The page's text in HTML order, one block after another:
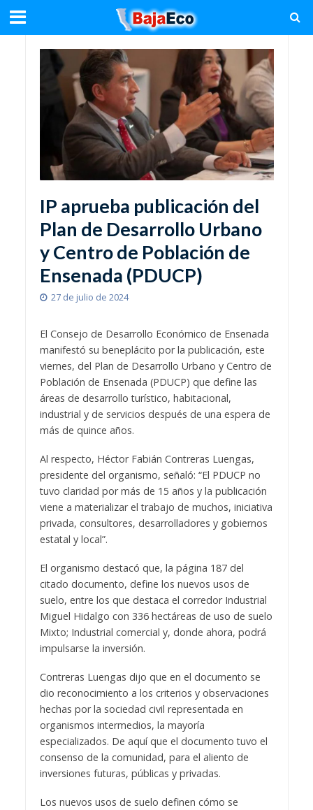
IP aprueba publicación del
Plan de Desarrollo Urbano
y Centro de Población de
Ensenada (PDUCP)
27 de julio de 2024
El Consejo de Desarrollo Económico de Ensenada
manifestó su beneplácito por la publicación, este
viernes, del Plan de Desarrollo Urbano y Centro de
Población de Ensenada (PDUCP) que define las
áreas de desarrollo turístico, habitacional,
industrial y de servicios después de una espera de
más de quince años.
Al respecto, Héctor Fabián Contreras Luengas,
presidente del organismo, señaló: “El PDUCP no
tuvo claridad por más de 15 años y la publicación
viene a materializar el trabajo de muchos, iniciativa
privada, consultores, desarrolladores y gobiernos
estatal y local”.
El organismo destacó que, la página 187 del
citado documento, define los nuevos usos de
suelo, entre los que destaca el corredor Industrial
Miguel Hidalgo con 336 hectáreas de uso de suelo
Mixto; Industrial comercial y, donde ahora, podrá
impulsarse la inversión.
Contreras Luengas dijo que en el documento se
dio reconocimiento a los criterios y observaciones
hechas por la sociedad civil representada en
organismos intermedios, la mayoría
especializados. De aquí que el documento tuvo el
consenso de la comunidad, para el aliento de
inversiones futuras, públicas y privadas.
Los nuevos usos de suelo definen cómo se